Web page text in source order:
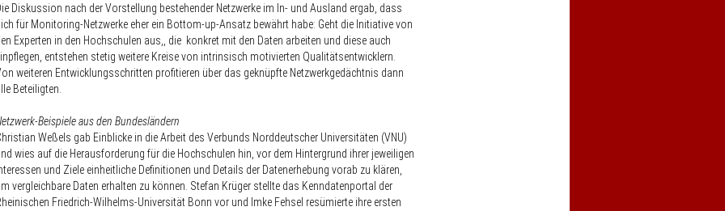
Diskussion nach der Vorstellung bestehender Netzwerke im In- und Ausland ergab, dass
für Monitoring-Netzwerke eher ein Bottom-up-Ansatz bewährt habe: Geht die Initiative von
Experten in den Hochschulen aus,, die konkret mit den Daten arbeiten und diese auch
entstehen stetig weitere Kreise von intrinsisch motivierten Qualitätsentwicklern.
weiteren Entwicklungsschritten profitieren über das geknüpfte Netzwerkgedächtnis dann
Beteiligten.
Beispiele aus den Bundesländern
Weßels gab Einblicke in die Arbeit des Verbunds Norddeutscher Universitäten (VNU)
wies auf die Herausforderung für die Hochschulen hin, vor dem Hintergrund ihrer jeweiligen
und Ziele einheitliche Definitionen und Details der Datenerhebung vorab zu klären,
vergleichbare Daten erhalten zu können. Stefan Krüger stellte das Kenndatenportal der
Friedrich-Wilhelms-Universität Bonn vor und Imke Fehsel resümierte ihre ersten